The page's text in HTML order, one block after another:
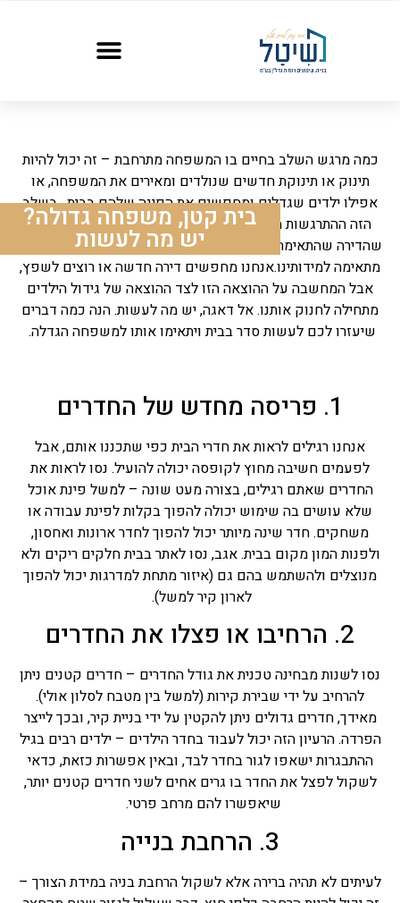
בית קטן, משפחה גדולה?
יש מה לעשות
כמה מרגש השלב בחיים בו המשפחה מתרחבת – זה יכול להיות
תינוק או תינוקת חדשים שנולדים ומאירים את המשפחה, או
אפילו ילדים שגדלים ומחפשים את הפינה שלהם בבית. בשלב
הזה ההתרגשות מתחלפת בתחושת צפיפות, כשאנחנו מבינים
שהדירה שהתאימה עד לא מזמן לזוג או למשפחה קטנה, כבר לא
מתאימה למידותינו.אנחנו מחפשים דירה חדשה או רוצים לשפץ,
אבל המחשבה על ההוצאה הזו לצד ההוצאה של גידול הילדים
מתחילה לחנוק אותנו. אל דאגה, יש מה לעשות. הנה כמה דברים
שיעזרו לכם לעשות סדר בבית ויתאימו אותו למשפחה הגדלה.
1. פריסה מחדש של החדרים
אנחנו רגילים לראות את חדרי הבית כפי שתכננו אותם, אבל
לפעמים חשיבה מחוץ לקופסה יכולה להועיל. נסו לראות את
החדרים שאתם רגילים, בצורה מעט שונה – למשל פינת אוכל
שלא עושים בה שימוש יכולה להפוך בקלות לפינת עבודה או
משחקים. חדר שינה מיותר יכול להפוך לחדר ארונות ואחסון,
ולפנות המון מקום בבית. אגב, נסו לאתר בבית חלקים ריקים ולא
מנוצלים ולהשתמש בהם גם (איזור מתחת למדרגות יכול להפוך
לארון קיר למשל).
2. הרחיבו או פצלו את החדרים
נסו לשנות מבחינה טכנית את גודל החדרים – חדרים קטנים ניתן
להרחיב על ידי שבירת קירות (למשל בין מטבח לסלון אולי).
מאידך, חדרים גדולים ניתן להקטין על ידי בניית קיר, ובכך לייצר
הפרדה. הרעיון הזה יכול לעבוד בחדר הילדים – ילדים רבים בגיל
ההתבגרות ישאפו לגור בחדר לבד, ובאין אפשרות כזאת, כדאי
לשקול לפצל את החדר בו גרים אחים לשני חדרים קטנים יותר,
שיאפשרו להם מרחב פרטי.
3. הרחבת בנייה
לעיתים לא תהיה ברירה אלא לשקול הרחבת בניה במידת הצורך –